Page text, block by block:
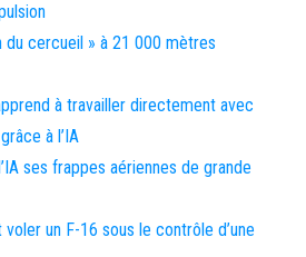
du cercueil » à 21 000 mètres
à travailler directement avec
à l’IA
ses frappes aériennes de grande
voler un F-16 sous le contrôle d’une